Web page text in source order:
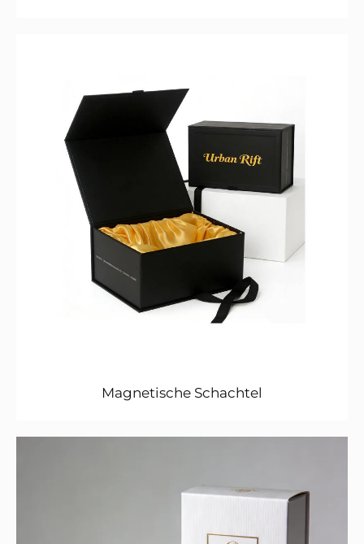
Magnetische Schachtel